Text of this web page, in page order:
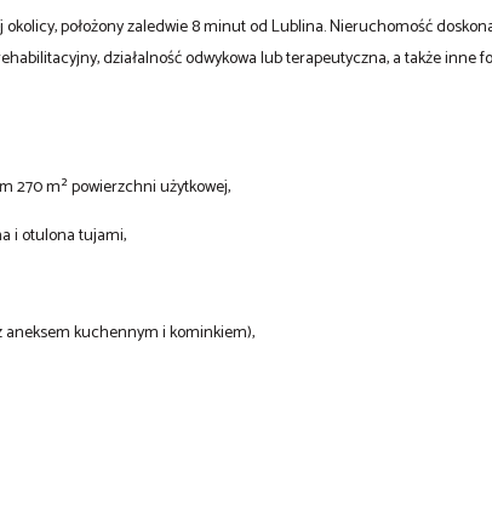
położony zaledwie 8 minut od Lublina. Nieruchomość
działalność odwykowa lub terapeutyczna, a także inne
270 m² powierzchni użytkowej,
i otulona tujami,
kuchennym i kominkiem),